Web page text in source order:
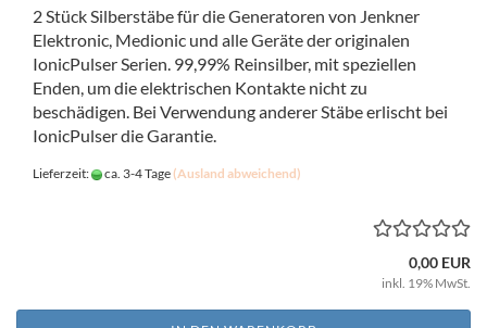
2 Stück Silberstäbe für die Generatoren von Jenkner
Elektronic, Medionic und alle Geräte der originalen
IonicPulser Serien. 99,99% Reinsilber, mit speziellen
Enden, um die elektrischen Kontakte nicht zu
beschädigen. Bei Verwendung anderer Stäbe erlischt bei
IonicPulser die Garantie.
Lieferzeit: ca. 3-4 Tage(Ausland abweichend)
0,00 EUR
inkl. 19% MwSt.